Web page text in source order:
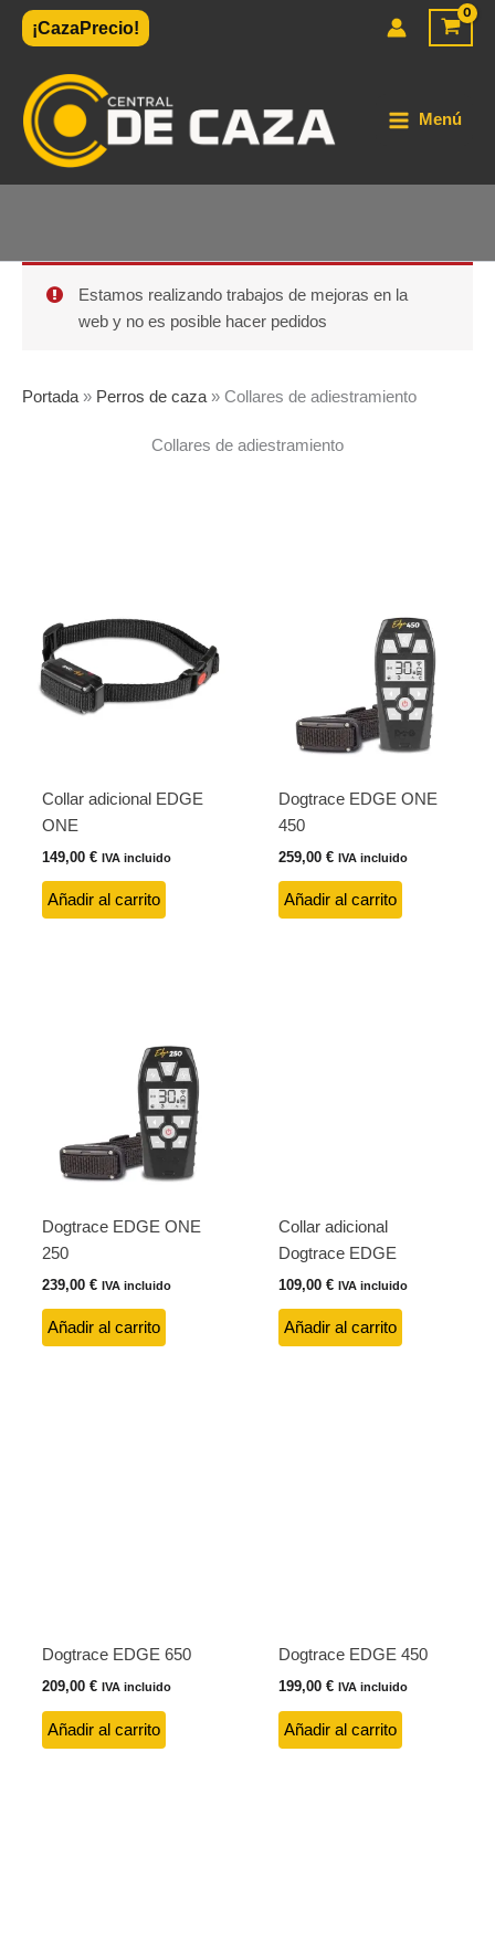
¡CazaPrecio!
Menú
Estamos realizando trabajos de mejoras en la
web y no es posible hacer pedidos
Portada » Perros de caza » Collares de adiestramiento
Collares de adiestramiento
Collar adicional EDGE
ONE
149,00 € IVA incluido
Añadir al carrito
Dogtrace EDGE ONE
450
259,00 € IVA incluido
Añadir al carrito
Dogtrace EDGE ONE
250
239,00 € IVA incluido
Añadir al carrito
Collar adicional
Dogtrace EDGE
109,00 € IVA incluido
Añadir al carrito
Dogtrace EDGE 650
209,00 € IVA incluido
Añadir al carrito
Dogtrace EDGE 450
199,00 € IVA incluido
Añadir al carrito